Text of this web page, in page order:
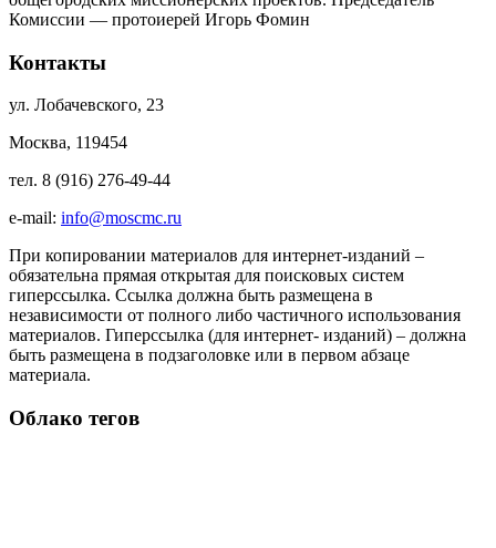
Комиссии — протоиерей Игорь Фомин
Контакты
ул. Лобачевского, 23
Москва, 119454
тел. 8 (916) 276-49-44
e-mail: info@moscmc.ru
При копировании материалов для интернет-изданий –
обязательна прямая открытая для поисковых систем
гиперссылка. Ссылка должна быть размещена в
независимости от полного либо частичного использования
материалов. Гиперссылка (для интернет- изданий) – должна
быть размещена в подзаголовке или в первом абзаце
материала.
Облако тегов